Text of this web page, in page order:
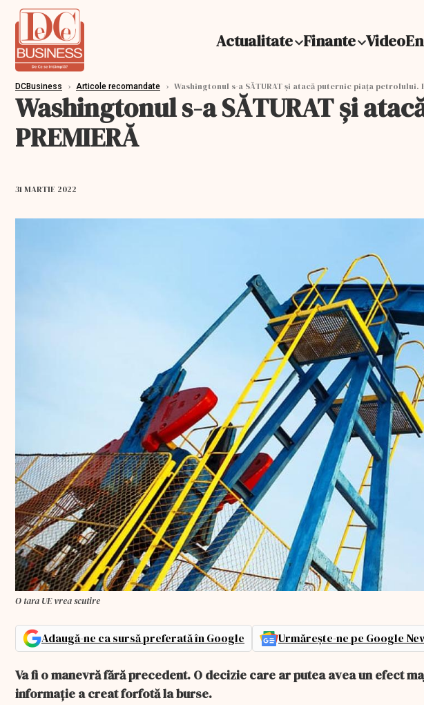
Actualitate Finante Video
DCBusiness › Articole recomandate › Washingtonul s-a SĂTURAT și atacă puternic piața petrolului.
Washingtonul s-a SĂTURAT și
PREMIERĂ
31 MARTIE 2022
O tara UE vrea scutire
Adaugă-ne ca sursă preferată în Google Urmărește-ne pe Google
Va fi o manevră fără precedent. O decizie care ar putea avea un efect
informație a creat forfotă la burse.